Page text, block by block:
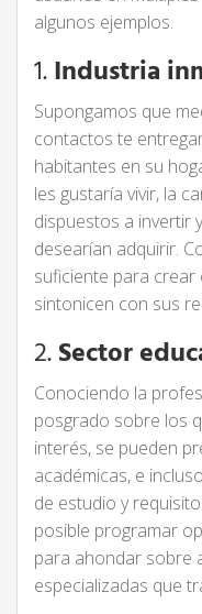
algunos ejemplos.
1.Industria
Supongamos que
contactos te
habitantes en su
les gustaría vivir, la
dispuestos a invertir
desearían adquirir.
suficiente para crear
sintonicen con sus
2.Sector
Conociendo la
posgrado sobre los
interés, se pueden
académicas, e
de estudio y
posible programar
para ahondar sobre
especializadas que